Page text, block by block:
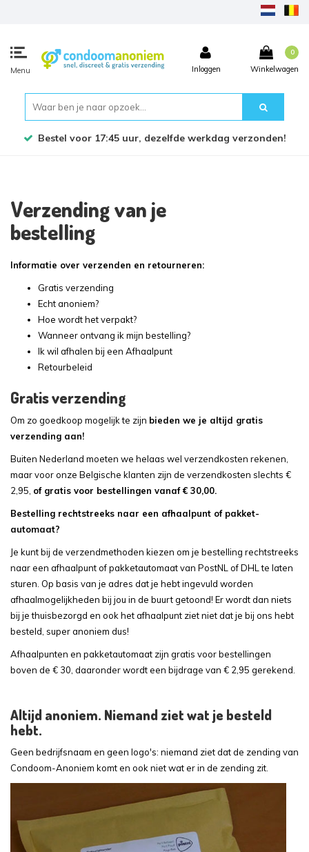
Menu Inloggen
0
Winkelwagen
Bestel voor 17:45 uur, dezelfde werkdag verzonden!
Verzending van je
bestelling
Informatie over verzenden en retourneren:
Gratis verzending
Echt anoniem?
Hoe wordt het verpakt?
Wanneer ontvang ik mijn bestelling?
Ik wil afhalen bij een Afhaalpunt
Retourbeleid
Gratis verzending
Om zo goedkoop mogelijk te zijn bieden we je altijd gratis
verzending aan!
Buiten Nederland moeten we helaas wel verzendkosten rekenen,
maar voor onze Belgische klanten zijn de verzendkosten slechts €
2,95, of gratis voor bestellingen vanaf € 30,00.
Bestelling rechtstreeks naar een afhaalpunt of pakket-
automaat?
Je kunt bij de verzendmethoden kiezen om je bestelling rechtstreeks
naar een afhaalpunt of pakketautomaat van PostNL of DHL te laten
sturen. Op basis van je adres dat je hebt ingevuld worden
afhaalmogelijkheden bij jou in de buurt getoond! Er wordt dan niets
bij je thuisbezorgd en ook het afhaalpunt ziet niet dat je bij ons hebt
besteld, super anoniem dus!
Afhaalpunten en pakketautomaat zijn gratis voor bestellingen
boven de € 30, daaronder wordt een bijdrage van € 2,95 gerekend.
Altijd anoniem. Niemand ziet wat je besteld
hebt.
Geen bedrijfsnaam en geen logo's: niemand ziet dat de zending van
Condoom-Anoniem komt en ook niet wat er in de zending zit.